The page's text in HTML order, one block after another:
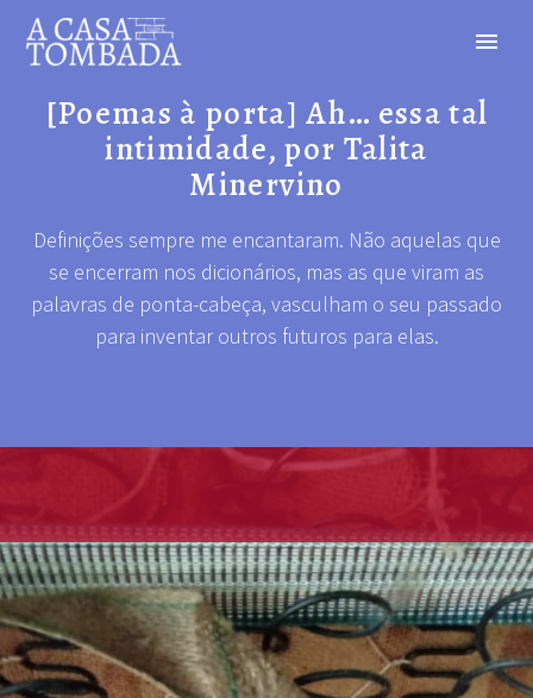
[Poemas à porta] Ah… essa tal
intimidade, por Talita
Minervino
Definições sempre me encantaram. Não aquelas que
se encerram nos dicionários, mas as que viram as
palavras de ponta-cabeça, vasculham o seu passado
para inventar outros futuros para elas.